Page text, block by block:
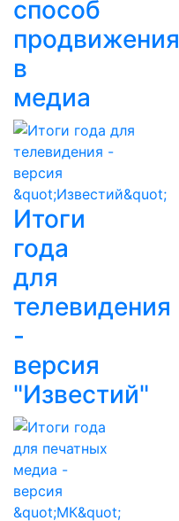
способ
продвижения
в
медиа
Итоги
года
для
телевидения
-
версия
"Известий"